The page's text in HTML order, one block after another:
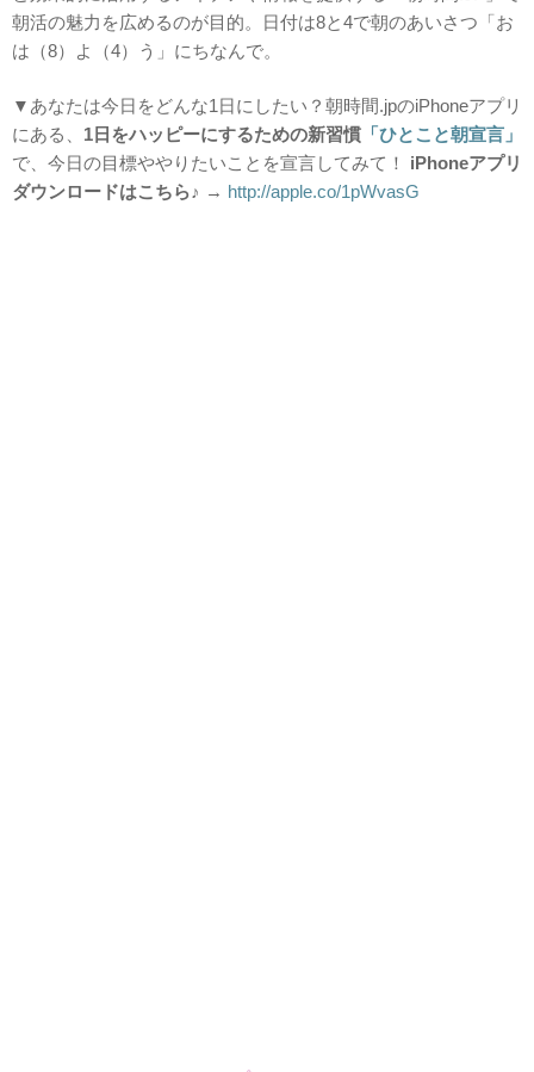
朝活の魅力を広めるのが目的。日付は8と4で朝のあいさつ「お
は（8）よ（4）う」にちなんで。
▼あなたは今日をどんな1日にしたい？朝時間.jpのiPhoneアプリ
にある、 1日をハッピーにするための新習慣 「ひとこと朝宣言」
で、今日の目標ややりたいことを宣言してみて！
iPhoneアプリ
ダウンロードはこちら♪ → http://apple.co/1pWvasG